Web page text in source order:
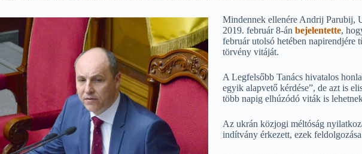
Mindennek ellenére Andrij Parubij,
2019. február 8-án bejelentette,
február utolsó hetében napirendjére
törvény vitáját.
A Legfelsőbb Tanács hivatalos
egyik alapvető kérdése”, de azt is
több napig elhúzódó viták is
Az ukrán közjogi méltóság
indítvány érkezett, ezek